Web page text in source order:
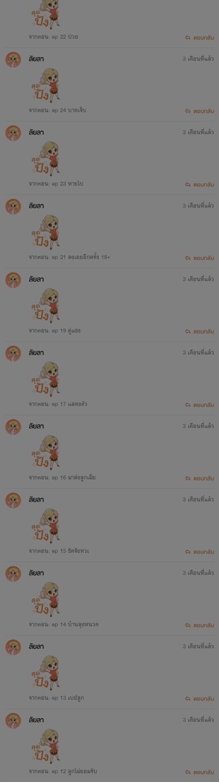
จากตอน: ep 22 ป่วย ตอบกลับ
ลัยลา
จากตอน: ep 24 บาดเจ็บ
3 เดือนที่แล้ว
ตอบกลับ
ลัยลา
จากตอน: ep 23 หายไป
3 เดือนที่แล้ว
ตอบกลับ
ลัยลา
จากตอน: ep 21 ลงเอยอีกครั้ง 18+
3 เดือนที่แล้ว
ตอบกลับ
ลัยลา
จากตอน: ep 19 คู่แข่ง
3 เดือนที่แล้ว
ตอบกลับ
ลัยลา
จากตอน: ep 17 แสดงตัว
3 เดือนที่แล้ว
ตอบกลับ
ลัยลา
จากตอน: ep 16 มาส่งลูกเมีย
3 เดือนที่แล้ว
ตอบกลับ
ลัยลา
จากตอน: ep 15 ขัดจังหวะ
3 เดือนที่แล้ว
ตอบกลับ
ลัยลา
จากตอน: ep 14 บ้านลุงหนวด
3 เดือนที่แล้ว
ตอบกลับ
ลัยลา
จากตอน: ep 13 เปย์ลูก
3 เดือนที่แล้ว
ตอบกลับ
ลัยลา
จากตอน: ep 12 ลูกไม่ยอมรับ
3 เดือนที่แล้ว
ตอบกลับ